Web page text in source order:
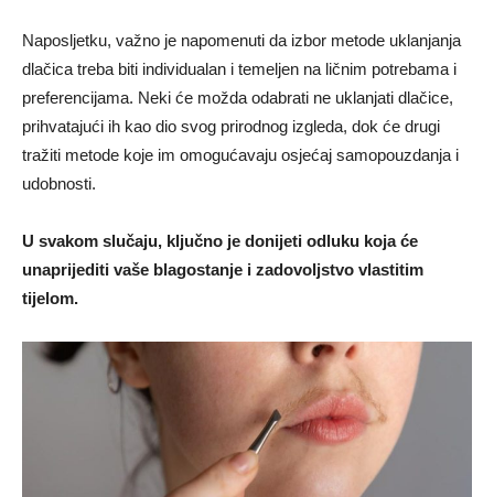
Naposljetku, važno je napomenuti da izbor metode uklanjanja
dlačica treba biti individualan i temeljen na ličnim potrebama i
preferencijama. Neki će možda odabrati ne uklanjati dlačice,
prihvatajući ih kao dio svog prirodnog izgleda, dok će drugi
tražiti metode koje im omogućavaju osjećaj samopouzdanja i
udobnosti.
U svakom slučaju, ključno je donijeti odluku koja će
unaprijediti vaše blagostanje i zadovoljstvo vlastitim
tijelom.